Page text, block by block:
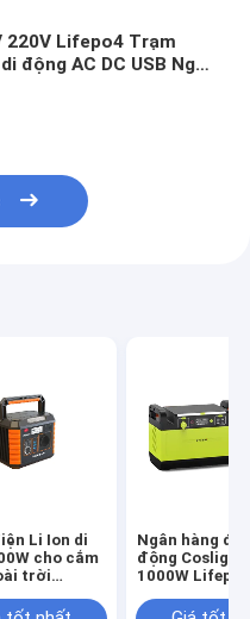
220V Lifepo4 Trạm
động AC DC USB Ngân
Li Ion di
cho cắm
trời
Ngân hàng
động Coslight
1000W